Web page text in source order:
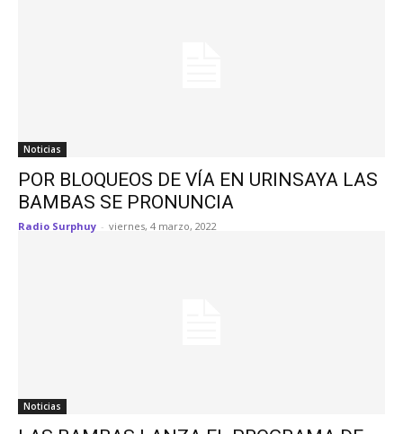
Noticias
POR BLOQUEOS DE VÍA EN URINSAYA LAS
BAMBAS SE PRONUNCIA
Radio Surphuy - viernes, 4 marzo, 2022
Noticias